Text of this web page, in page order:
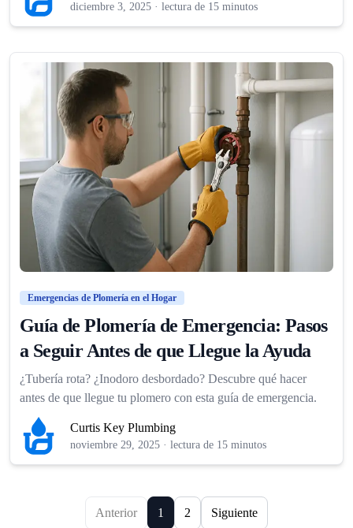
diciembre 3, 2025 · lectura de 15 minutos
Emergencias de Plomería en el Hogar
Guía de Plomería de Emergencia: Pasos
a Seguir Antes de que Llegue la Ayuda
¿Tubería rota? ¿Inodoro desbordado? Descubre qué hacer
antes de que llegue tu plomero con esta guía de emergencia.
Curtis Key Plumbing
noviembre 29, 2025 · lectura de 15 minutos
Anterior 1 2 Siguiente